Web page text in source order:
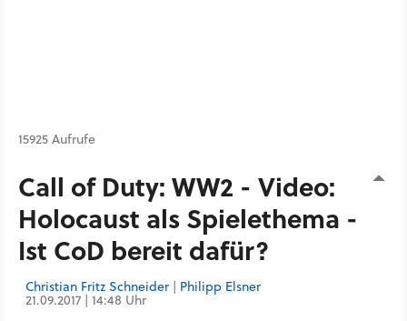
15925 Aufrufe
Call of Duty: WW2 - Video:
Holocaust als Spielethema -
Ist CoD bereit dafür?
Christian Fritz Schneider | Philipp Elsner
21.09.2017 | 14:48 Uhr